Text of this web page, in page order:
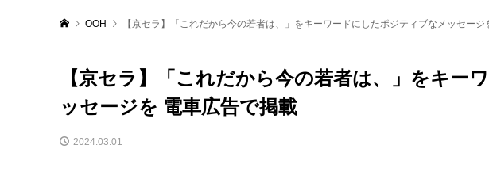
OOH 【京セラ】「これだから今の若者は、」をキーワードにしたポジティブなメッセージ
【京セラ】「これだから今の若者は、」をキー
ッセージを 電車広告で掲載
2024.03.01